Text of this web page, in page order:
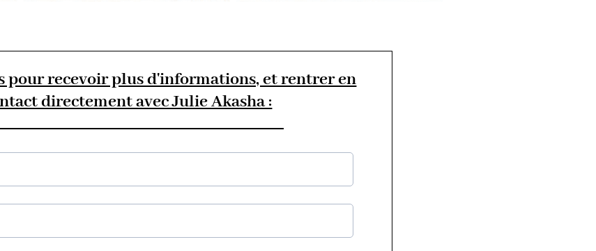
pour recevoir plus d'informations, et rentrer en
directement avec Julie Akasha :